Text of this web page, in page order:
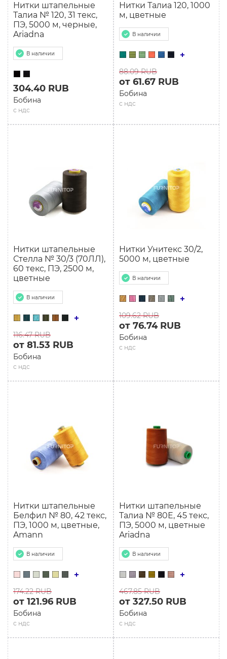
Нитки штапельные
Талиа № 120, 31 текс,
ПЭ, 5000 м, черные,
Ariadna
В наличии
с ндс
304.40 RUB
Бобина
Нитки Талиа 120, 1000
м, цветные
В наличии
88.09 RUB
с ндс
от 61.67 RUB
Бобина
Нитки штапельные
Стелла № 30/3 (70ЛЛ),
60 текс, ПЭ, 2500 м,
цветные
В наличии
116.47 RUB
с ндс
от 81.53 RUB
Бобина
Нитки Унитекс 30/2,
5000 м, цветные
В наличии
109.62 RUB
с ндс
от 76.74 RUB
Бобина
Нитки штапельные
Белфил № 80, 42 текс,
ПЭ, 1000 м, цветные,
Amann
В наличии
174.22 RUB
с ндс
от 121.96 RUB
Бобина
Нитки штапельные
Талиа № 80Е, 45 текс,
ПЭ, 5000 м, цветные
Ariadna
В наличии
467.85 RUB
с ндс
от 327.50 RUB
Бобина